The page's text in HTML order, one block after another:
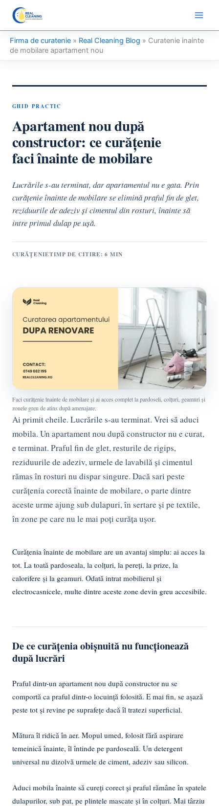
content
Firma de curatenie » Real Cleaning Blog » Curatenie inainte
de mobilare apartament nou
GHID PRACTIC
Apartament nou după
constructor: ce curățenie
faci înainte de mobilare
Lucrările s-au terminat, dar apartamentul nu e gata. Prin
curățenie înainte de mobilare se elimină praful fin de glet,
reziduurile de adeziv și cimentul din rosturi, înainte să
intre primul dulap pe ușă.
CURĂȚENIETIMP DE CITIRE: 6 MIN
Faci curățenie înainte de mobilare și ai acces complet la pardoseli, colțuri, geamuri și
zonele greu de atins după amenajare.
Ai primit cheile. Lucrările s-au terminat. Vrei să aduci
mobila. Un apartament nou după constructor nu e curat,
e terminat. Praful fin de glet, resturile de rigips,
reziduurile de adeziv, urmele de lavabilă și cimentul
rămas în rosturi nu dispar singure. Dacă sari peste
curățenia corectă înainte de mobilare, o parte dintre
aceste urme ajung sub dulapuri, în sertare și pe textile,
în zone pe care nu le mai poți curăța ușor.
Curățenia înainte de mobilare are un avantaj simplu: ai acces la
tot. La toată pardoseala, la colțuri, la pereți, la prize, la
calorifere și la geamuri. Odată intrat mobilierul și
electrocasnicele, multe dintre aceste zone devin greu accesibile.
De ce curățenia obișnuită nu funcționează
după lucrări
Praful dintr-un apartament nou după constructor nu se
comportă ca praful dintr-o locuință folosită. E mai fin, se așază
peste tot și revine pe suprafețe dacă îl tratezi superficial.
Mătura îl ridică în aer. Mopul umed, folosit fără aspirare
temeinică înainte, îl întinde pe pardoseală. Un detergent
universal nu dizolvă urmele de ciment, adeziv sau silicon.
Aduci mobila înainte să cureți corect și praful rămâne în spatele
dulapurilor, sub pat, pe plintele mascate și în colțuri. Mai târziu